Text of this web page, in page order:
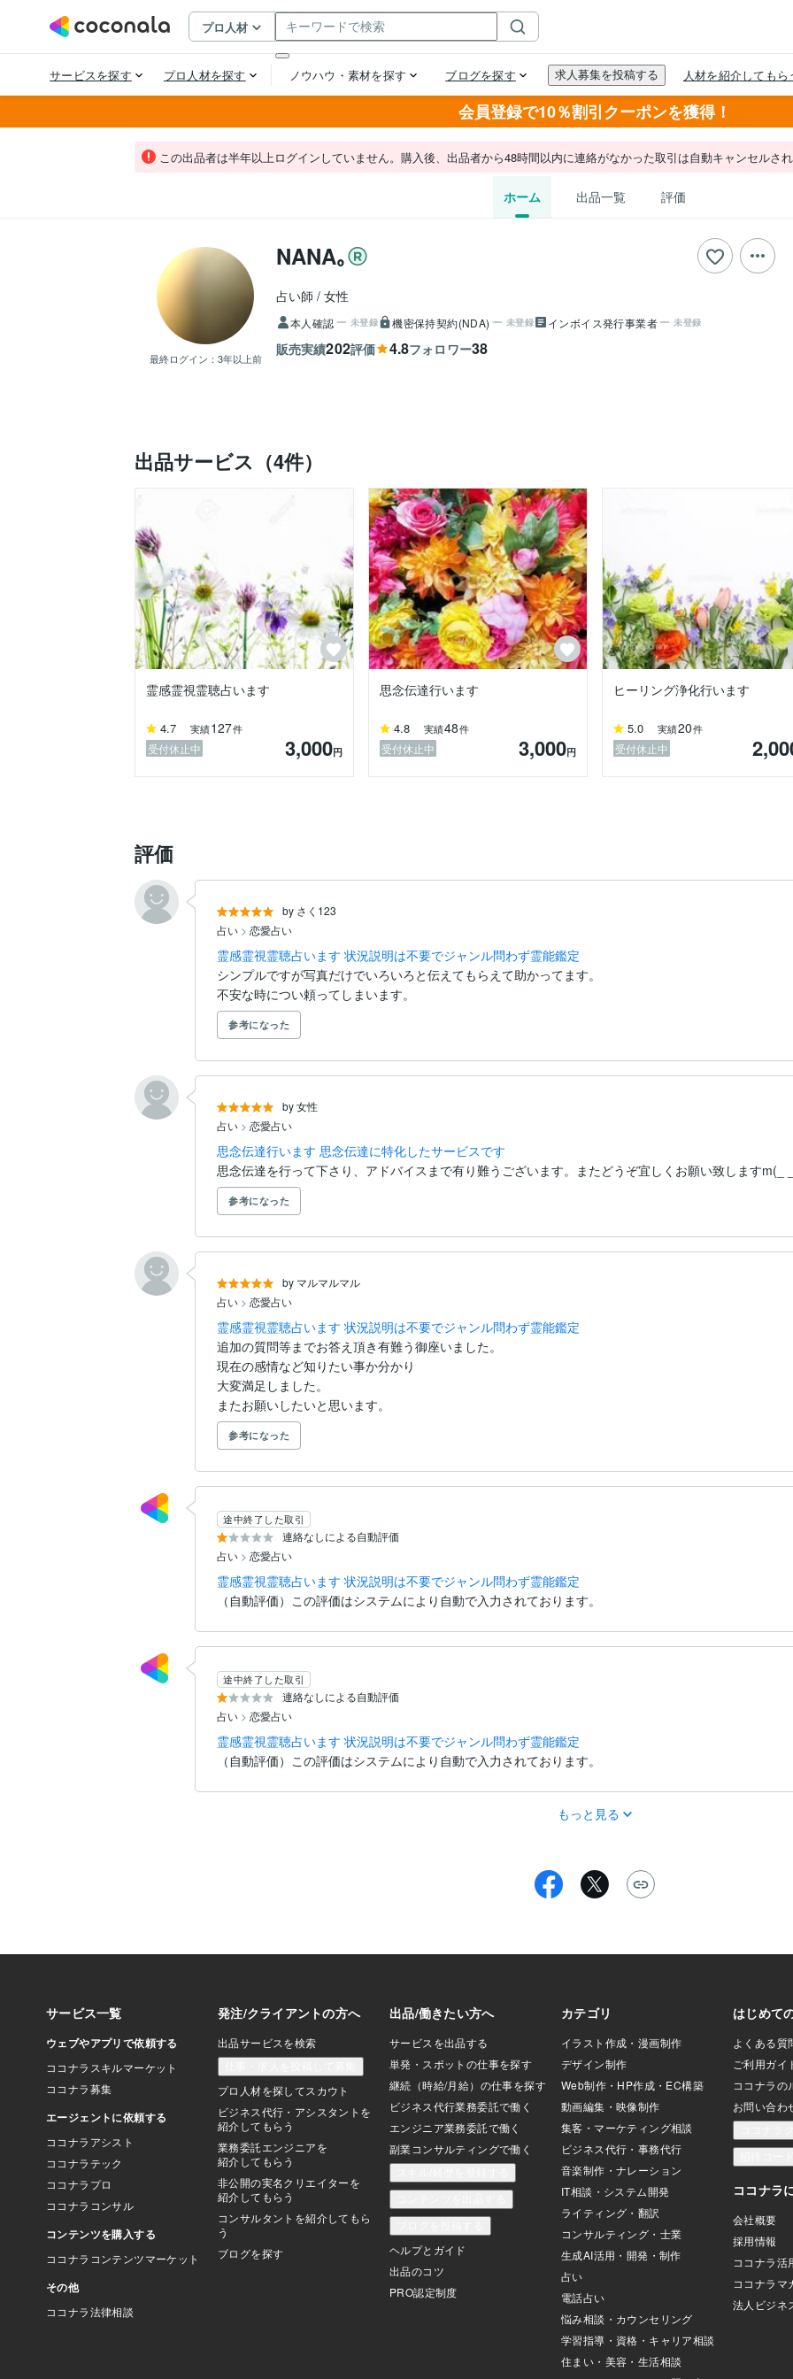
会員登録で10％割引クーポンを獲得！
この出品者は半年以上ログインしていません。購入後、出品者から48時間以内に連絡がなかった取引は自動キャンセルされ
ホーム 出品一覧 評価
最終ログイン： 3年以上前
NANA｡
占い師 女性
本人確認 未登録 機密保持契約(NDA) 未登録 インボイス発行事業者 未登録
販売実績202評価 4.8フォロワー38
出品サービス（4件）
霊感霊視霊聴占います
4.7 実績127件
受付休止中 3,000円
思念伝達行います
4.8 実績48件
受付休止中 3,000円
ヒーリング浄化行います
5.0 実績20件
受付休止中
評価
by さく123
占い > 恋愛占い
霊感霊視霊聴占います 状況説明は不要でジャンル問わず霊能鑑定
シンプルですが写真だけでいろいろと伝えてもらえて助かってます。
不安な時につい頼ってしまいます。
参考になった
by 女性
占い > 恋愛占い
思念伝達行います 思念伝達に特化したサービスです
思念伝達を行って下さり、アドバイスまで有り難うございます。またどうぞ宜しくお願い致しますm(_
参考になった
by マルマルマル
占い > 恋愛占い
霊感霊視霊聴占います 状況説明は不要でジャンル問わず霊能鑑定
追加の質問等までお答え頂き有難う御座いました。
現在の感情など知りたい事か分かり
大変満足しました。
またお願いしたいと思います。
参考になった
連絡なしによる自動評価
途中終了した取引
占い > 恋愛占い
霊感霊視霊聴占います 状況説明は不要でジャンル問わず霊能鑑定
（自動評価）この評価はシステムにより自動で入力されております。
連絡なしによる自動評価
途中終了した取引
占い > 恋愛占い
霊感霊視霊聴占います 状況説明は不要でジャンル問わず霊能鑑定
（自動評価）この評価はシステムにより自動で入力されております。
もっと見る